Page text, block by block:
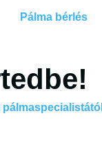
Pálma bérlés
pálmaspecialistától